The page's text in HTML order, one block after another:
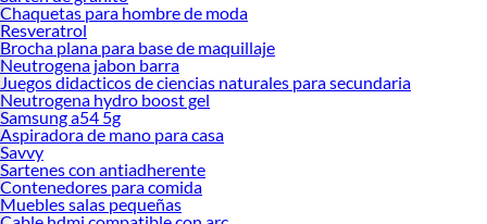
Chaquetas para hombre de moda
Resveratrol
Brocha plana para base de maquillaje
Neutrogena jabon barra
Juegos didacticos de ciencias naturales para secundaria
Neutrogena hydro boost gel
Samsung a54 5g
Aspiradora de mano para casa
Savvy
Sartenes con antiadherente
Contenedores para comida
Muebles salas pequeñas